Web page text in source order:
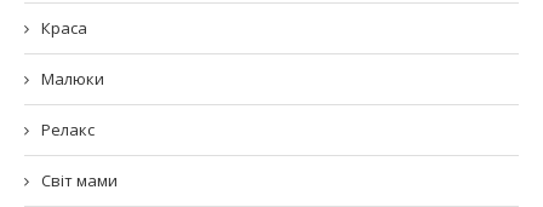
Краса
Малюки
Релакс
Світ мами